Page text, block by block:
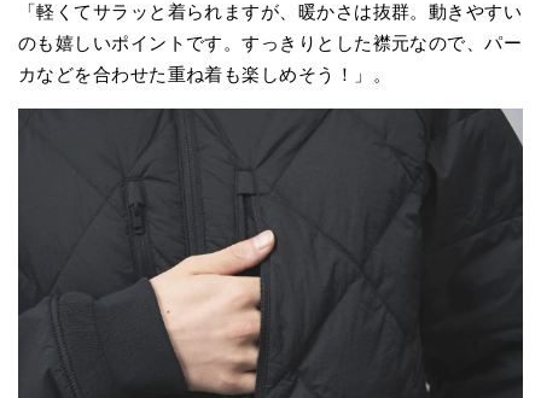
「軽くてサラッと着られますが、暖かさは抜群。動きやすい
のも嬉しいポイントです。すっきりとした襟元なので、パー
カなどを合わせた重ね着も楽しめそう！」。